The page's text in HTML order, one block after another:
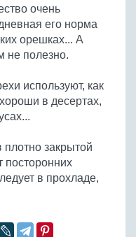
очень
его норма
орешках... А
не полезно.
используют, как
в десертах,
плотно закрытой
в прохладе,